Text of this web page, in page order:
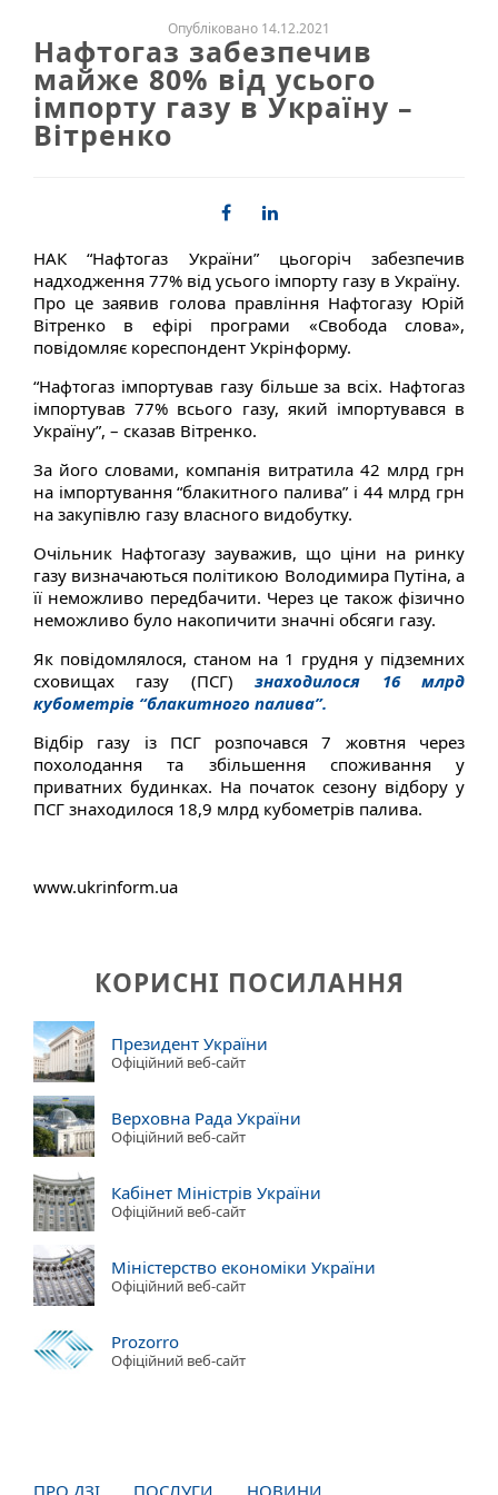
Опубліковано 14.12.2021
Нафтогаз забезпечив
майже 80% від усього
імпорту газу в Україну –
Вітренко
НАК “Нафтогаз України” цьогоріч забезпечив
надходження 77% від усього імпорту газу в Україну.
Про це заявив голова правління Нафтогазу Юрій
Вітренко в ефірі програми «Свобода слова»,
повідомляє кореспондент Укрінформу.
“Нафтогаз імпортував газу більше за всіх. Нафтогаз
імпортував 77% всього газу, який імпортувався в
Україну”, – сказав Вітренко.
За його словами, компанія витратила 42 млрд грн
на імпортування “блакитного палива” і 44 млрд грн
на закупівлю газу власного видобутку.
Очільник Нафтогазу зауважив, що ціни на ринку
газу визначаються політикою Володимира Путіна, а
її неможливо передбачити. Через це також фізично
неможливо було накопичити значні обсяги газу.
Як повідомлялося, станом на 1 грудня у підземних
сховищах газу (ПСГ) знаходилося 16 млрд
кубометрів “блакитного палива”.
Відбір газу із ПСГ розпочався 7 жовтня через
похолодання та збільшення споживання у
приватних будинках. На початок сезону відбору у
ПСГ знаходилося 18,9 млрд кубометрів палива.
www.ukrinform.ua
КОРИСНІ ПОСИЛАННЯ
Президент України
Офіційний веб-сайт
Верховна Рада України
Офіційний веб-сайт
Кабінет Міністрів України
Офіційний веб-сайт
Міністерство економіки України
Офіційний веб-сайт
Prozorro
Офіційний веб-сайт
ПРО ДЗІ ПОСЛУГИ НОВИНИ